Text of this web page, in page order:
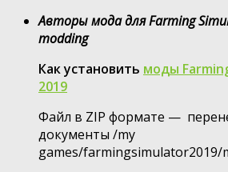
Авторы мода для Farming
modding
Как установить моды
2019
Файл в ZIP формате —
документы /my
games/farmingsimulator2019/